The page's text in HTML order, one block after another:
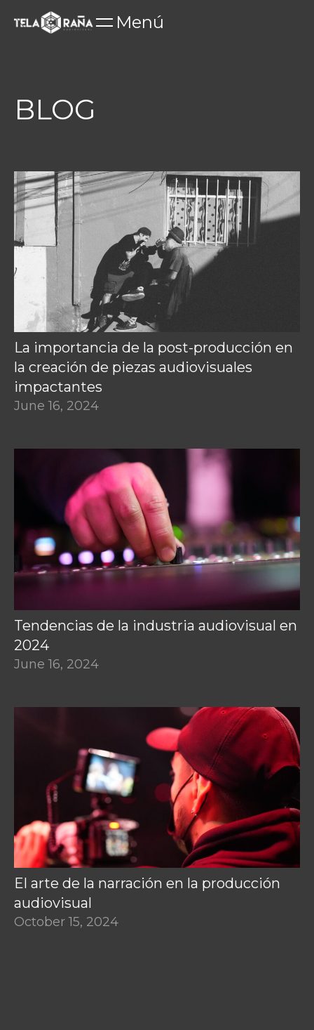
Menú
BLOG
La importancia de la post-producción en
la creación de piezas audiovisuales
impactantes
June 16, 2024
Tendencias de la industria audiovisual en
2024
June 16, 2024
El arte de la narración en la producción
audiovisual
October 15, 2024